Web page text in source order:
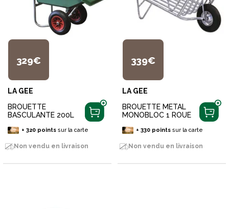
329€
LA GEE
BROUETTE
BASCULANTE 200L
+ 320pointssur la carte
Non vendu en livraison
339€
LA GEE
BROUETTE METAL
MONOBLOC 1 ROUE
+ 330pointssur la carte
Non vendu en livraison